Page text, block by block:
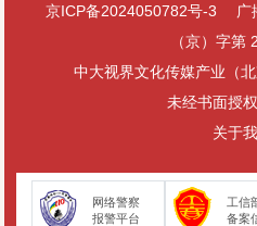
京ICP备2024050782号-3
广
（京）字第
中大视界文化传媒产业（
未经书面授
关于
网络警察
报警平台
工信
备案